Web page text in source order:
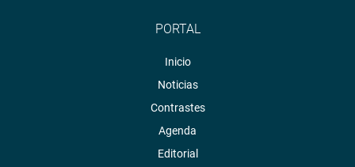
PORTAL
Inicio
Noticias
Contrastes
Agenda
Editorial